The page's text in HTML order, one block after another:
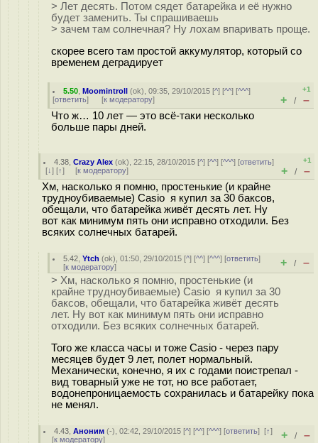
> Лет десять. Потом сядет батарейка и её нужно
будет заменить. Ты спрашиваешь
> зачем там солнечная? Ну лохам впаривать проще.
скорее всего там простой аккумулятор, который со
временем деградирует
5.50 ,Moomintroll (ok), 09:35, 29/10/2015 [^] [^^] [^^^]
[ответить] [к модератору]
+1
+ / –
Что ж… 10 лет — это всё-таки несколько
больше пары дней.
4.38 ,Crazy Alex (ok), 22:15, 28/10/2015 [^] [^^] [^^^] [ответить]
[↓] [↑] [к модератору]
+1
+ / –
Хм, насколько я помню, простенькие (и крайне
трудноубиваемые) Casio я купил за 30 баксов,
обещали, что батарейка живёт десять лет. Ну
вот как минимум пять они исправно отходили. Без
всяких солнечных батарей.
5.42 ,Ytch (ok), 01:50, 29/10/2015 [^] [^^] [^^^] [ответить]
[к модератору] + / –
> Хм, насколько я помню, простенькие (и
крайне трудноубиваемые) Casio я купил за 30
баксов, обещали, что батарейка живёт десять
лет. Ну вот как минимум пять они исправно
отходили. Без всяких солнечных батарей.
Того же класса часы и тоже Сasio - через пару
месяцев будет 9 лет, полет нормальный.
Механически, конечно, я их с годами поистрепал -
вид товарный уже не тот, но все работает,
водонепроницаемость сохранилась и батарейку пока
не менял.
4.43 ,Аноним (-), 02:42, 29/10/2015 [^] [^^] [^^^] [ответить][↑]
[к модератору] + / –